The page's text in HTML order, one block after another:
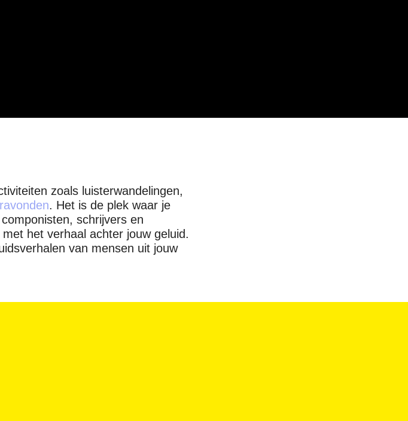
zoals luisterwandelingen,
. Het is de plek waar je
schrijvers en
het verhaal achter jouw geluid.
van mensen uit jouw